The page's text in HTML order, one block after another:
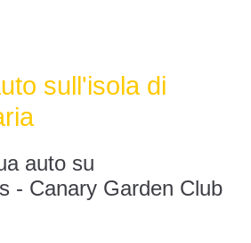
sull'isola di
auto su
- Canary Garden Club